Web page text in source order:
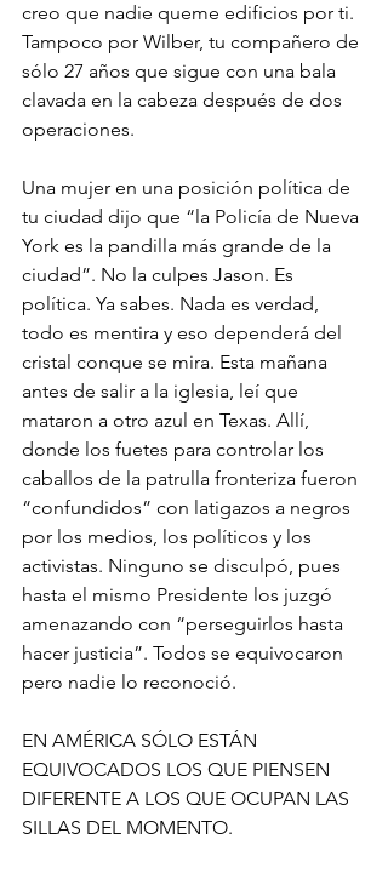
creo que nadie queme edificios por ti.
Tampoco por Wilber, tu compañero de
sólo 27 años que sigue con una bala
clavada en la cabeza después de dos
operaciones.
Una mujer en una posición política de
tu ciudad dijo que “la Policía de Nueva
York es la pandilla más grande de la
ciudad”. No la culpes Jason. Es
política. Ya sabes. Nada es verdad,
todo es mentira y eso dependerá del
cristal conque se mira. Esta mañana
antes de salir a la iglesia, leí que
mataron a otro azul en Texas. Allí,
donde los fuetes para controlar los
caballos de la patrulla fronteriza fueron
“confundidos” con latigazos a negros
por los medios, los políticos y los
activistas. Ninguno se disculpó, pues
hasta el mismo Presidente los juzgó
amenazando con “perseguirlos hasta
hacer justicia”. Todos se equivocaron
pero nadie lo reconoció.
EN AMÉRICA SÓLO ESTÁN
EQUIVOCADOS LOS QUE PIENSEN
DIFERENTE A LOS QUE OCUPAN LAS
SILLAS DEL MOMENTO.